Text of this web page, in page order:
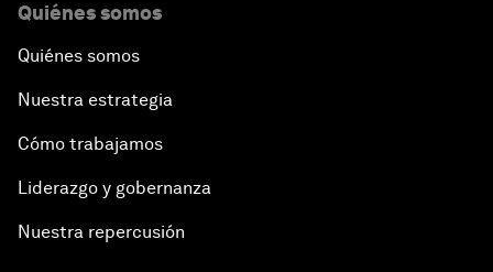
Quiénes somos
Quiénes somos
Nuestra estrategia
Cómo trabajamos
Liderazgo y gobernanza
Nuestra repercusión